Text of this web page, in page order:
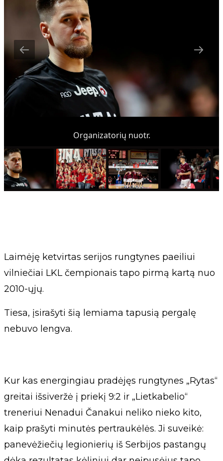
Organizatorių nuotr.
Laimėję ketvirtas serijos rungtynes paeiliui
vilniečiai LKL čempionais tapo pirmą kartą nuo
2010-ųjų.
Tiesa, įsirašyti šią lemiama tapusią pergalę
nebuvo lengva.
Kur kas energingiau pradėjęs rungtynes „Rytas“
greitai išsiveržė į priekį 9:2 ir „Lietkabelio“
treneriui Nenadui Čanakui neliko nieko kito,
kaip prašyti minutės pertraukėlės. Ji suveikė:
panevėžiečių legionierių iš Serbijos pastangų